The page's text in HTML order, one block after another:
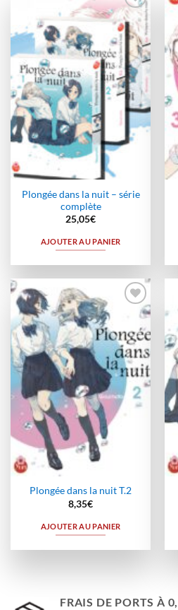
Ajouter
à la
wishlist
Plongée dans la nuit – série
complète
25,05€
AJOUTER AU PANIER
Ajouter
wishlist
Plongée dans la nuit T.2
8,35€
AJOUTER AU PANIER
FRAIS DE PORTS À